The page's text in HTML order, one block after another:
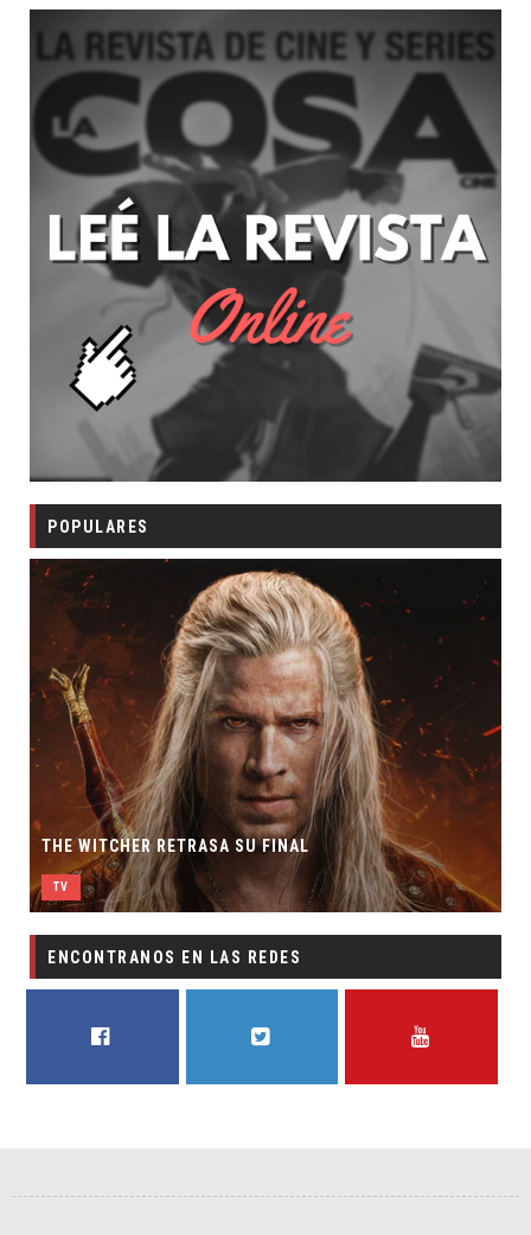
POPULARES
THE WITCHER RETRASA SU FINAL
TV
ENCONTRANOS EN LAS REDES